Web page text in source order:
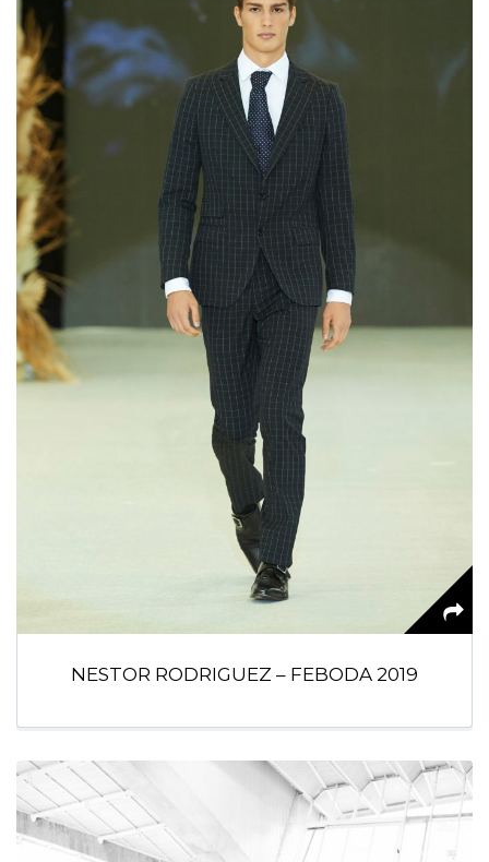
NESTOR RODRIGUEZ – FEBODA 2019